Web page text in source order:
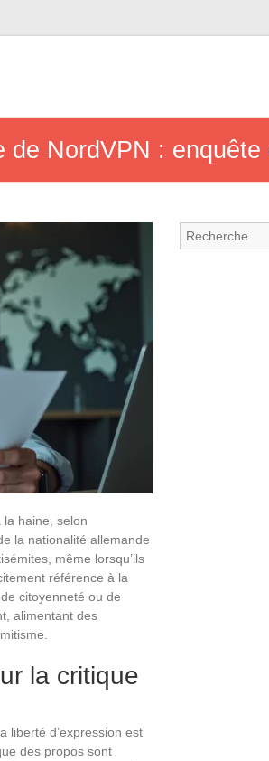
NordVPN :
la haine, selon
la nationalité allemande
même lorsqu’ils
référence à la
citoyenneté ou de
alimentant des
la critique
liberté d’expression est
des propos sont